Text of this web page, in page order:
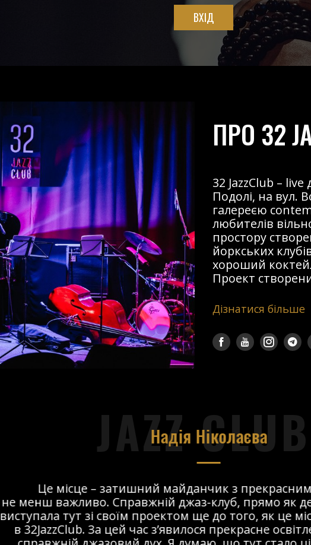
ВХІД
ПРО 32
32 JazzClub –
Подолі, на вул.
галереєю
любителів
простору
йоркських
хороший
Проект
Дізнатися більше
JAZZ CLUB
Надія Ніколаєва
Це місце – затишний майданчик з
не менш важливо. Справжній джаз-клуб, прямо як
виступала тут зі своїм проектом ще до того, як це
в 32JazzClub. За цей час з’явилося прекрасне